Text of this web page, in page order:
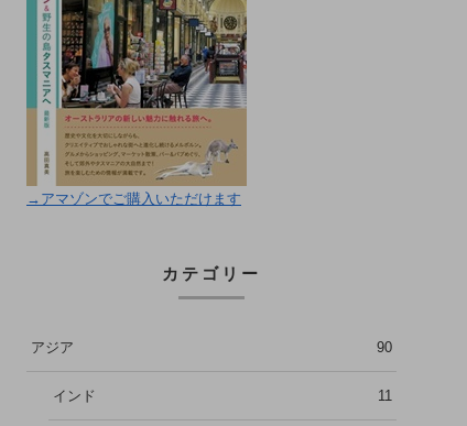
→アマゾンでご購入いただけます
カテゴリー
アジア 90
インド 11